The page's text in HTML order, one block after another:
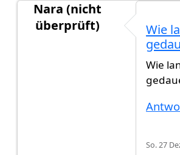
Nara (nicht
überprüft)
Ich habe am
Wie
Wie
So. 27